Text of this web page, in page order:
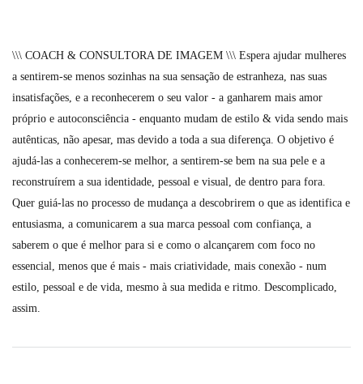
\\\ COACH & CONSULTORA DE IMAGEM \\\ Espera ajudar mulheres
a sentirem-se menos sozinhas na sua sensação de estranheza, nas suas
insatisfações, e a reconhecerem o seu valor - a ganharem mais amor
próprio e autoconsciência - enquanto mudam de estilo & vida sendo mais
autênticas, não apesar, mas devido a toda a sua diferença. O objetivo é
ajudá-las a conhecerem-se melhor, a sentirem-se bem na sua pele e a
reconstruírem a sua identidade, pessoal e visual, de dentro para fora.
Quer guiá-las no processo de mudança a descobrirem o que as identifica e
entusiasma, a comunicarem a sua marca pessoal com confiança, a
saberem o que é melhor para si e como o alcançarem com foco no
essencial, menos que é mais - mais criatividade, mais conexão - num
estilo, pessoal e de vida, mesmo à sua medida e ritmo. Descomplicado,
assim.